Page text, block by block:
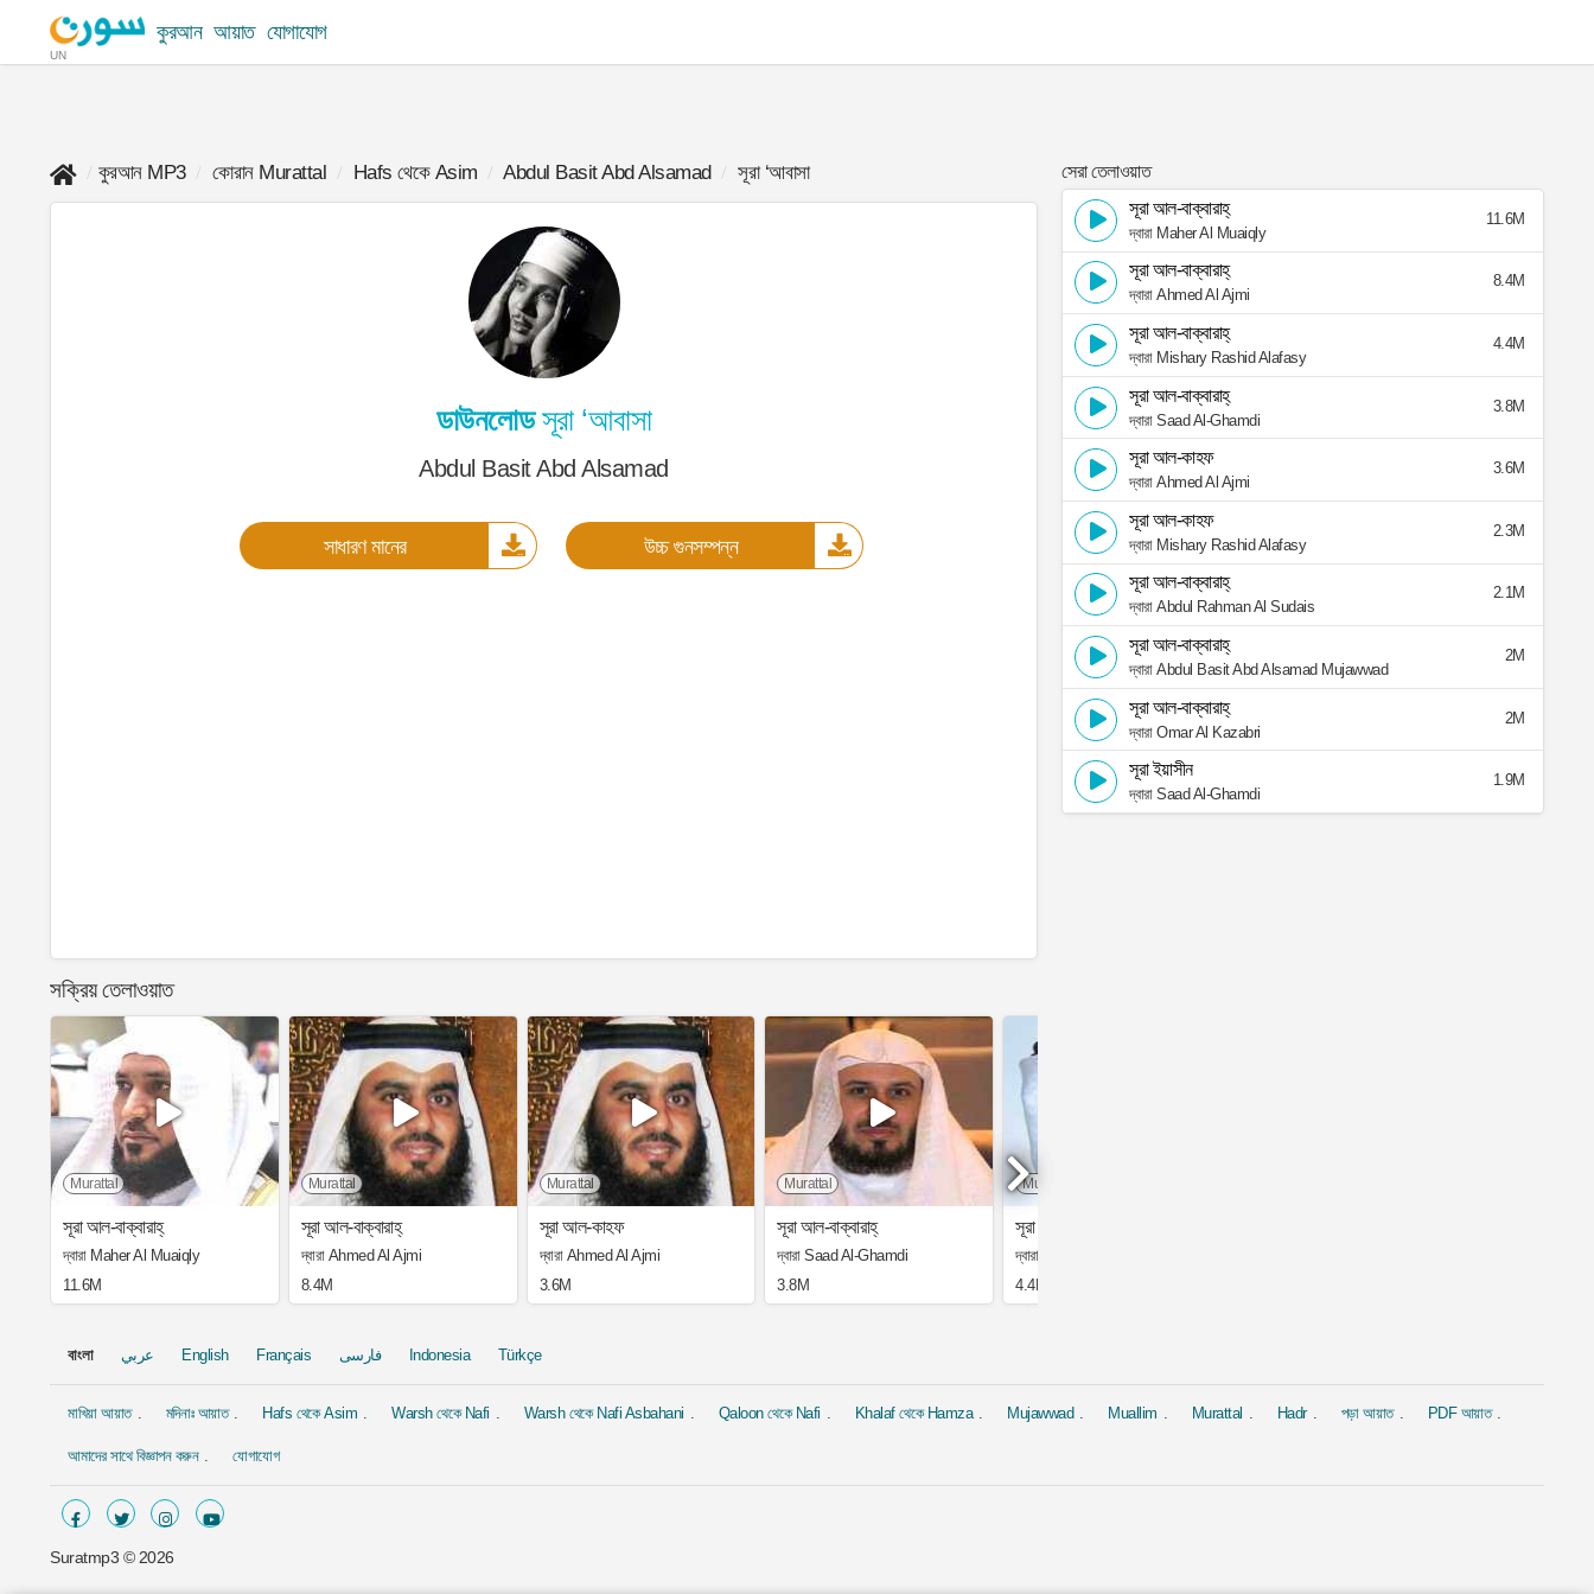
UN
কুরআন আয়াত যোগাযোগ
কুরআন MP3 কোরান Murattal Hafs থেকে Asim Abdul Basit Abd Alsamad সূরা ‘আবাসা
ডাউনলোডসূরা ‘আবাসা
Abdul Basit Abd Alsamad
সাধারণ মানের উচ্চ গুনসম্পন্ন
সক্রিয় তেলাওয়াত
Murattal
সূরা আল-বাক্বারাহ্
দ্বারা Maher Al Muaiqly
11.6M
Murattal
সূরা আল-বাক্বারাহ্
দ্বারা Ahmed Al Ajmi
8.4M
Murattal
সূরা আল-কাহফ
দ্বারা Ahmed Al Ajmi
3.6M
Murattal
সূরা আল-বাক্বারাহ্
দ্বারা Saad Al-Ghamdi
3.8M
Murattal
সূরা আল-বাক্বারাহ্
দ্বারা Mishary Rashid Alafasy
4.4M
সেরা তেলাওয়াত
সূরা আল-বাক্বারাহ্
দ্বারা Maher Al Muaiqly
11.6M
সূরা আল-বাক্বারাহ্
দ্বারা Ahmed Al Ajmi
8.4M
সূরা আল-বাক্বারাহ্
দ্বারা Mishary Rashid Alafasy
4.4M
সূরা আল-বাক্বারাহ্
দ্বারা Saad Al-Ghamdi
3.8M
সূরা আল-কাহফ
দ্বারা Ahmed Al Ajmi
3.6M
সূরা আল-কাহফ
দ্বারা Mishary Rashid Alafasy
2.3M
সূরা আল-বাক্বারাহ্
দ্বারা Abdul Rahman Al Sudais
2.1M
সূরা আল-বাক্বারাহ্
দ্বারা Abdul Basit Abd Alsamad Mujawwad
2M
সূরা আল-বাক্বারাহ্
দ্বারা Omar Al Kazabri
2M
সূরা ইয়াসীন
দ্বারা Saad Al-Ghamdi
1.9M
বাংলা عربي English Français فارسی Indonesia Türkçe
মাখিয়া আয়াত মদিনাঃ আয়াত Hafs থেকে Asim Warsh থেকে Nafi Warsh থেকে Nafi Asbahani Qaloon থেকে Nafi Khalaf থেকে Hamza Mujawwad Muallim Murattal Hadr পড়া আয়াত PDF আয়াত
আমাদের সাথে বিজ্ঞাপন করুন যোগাযোগ
Suratmp3 © 2026